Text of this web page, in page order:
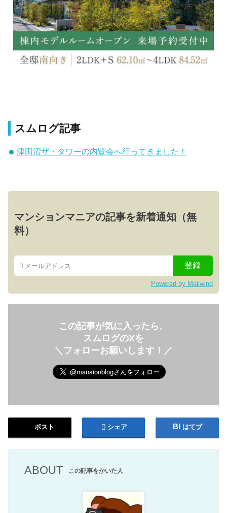
スムログ記事
津田沼ザ・タワーの内覧会へ行ってきました！
マンションマニアの記事を新着通知（無
料）
Powered by Mailwind
この記事が気に入ったら、
スムログのXを
＼フォローお願いします！／
ポスト シェア はてブ
ABOUT この記事をかいた人